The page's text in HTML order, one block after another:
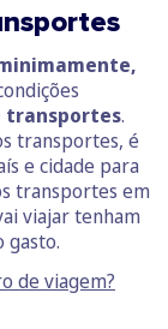
transportes.
transportes, é
e cidade para
transportes em
viajar tenham
gasto.
de viagem?